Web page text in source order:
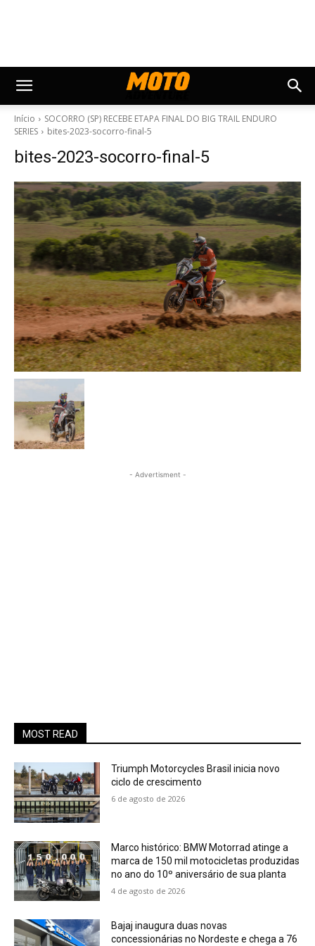
Início
SOCORRO (SP) RECEBE ETAPA FINAL DO BIG TRAIL ENDURO
SERIES
bites-2023-socorro-final-5
bites-2023-socorro-final-5
- Advertisment -
MOST READ
Triumph Motorcycles Brasil inicia novo
ciclo de crescimento
6 de agosto de 2026
Marco histórico: BMW Motorrad atinge a
marca de 150 mil motocicletas produzidas
no ano do 10º aniversário de sua planta
4 de agosto de 2026
Bajaj inaugura duas novas
concessionárias no Nordeste e chega a 76